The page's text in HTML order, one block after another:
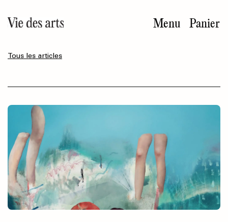
au
contenu
Menu Panier
Tous les articles